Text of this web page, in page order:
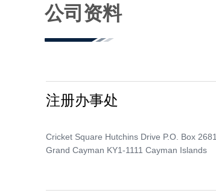
注册办事处
Cricket Square Hutchins Drive P.O. Box 2681
Grand Cayman KY1-1111 Cayman Islands
公司资料